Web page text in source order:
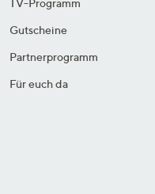
Gutscheine
Partnerprogramm
Für euch da